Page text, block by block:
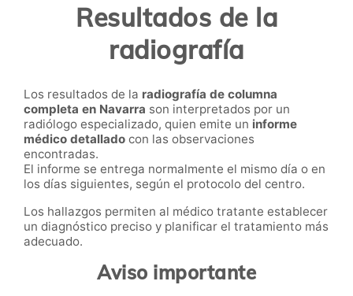
Resultados de la
radiografía
Los resultados de la radiografía de columna
completa en Navarra son interpretados por un
radiólogo especializado, quien emite un informe
médico detallado con las observaciones
encontradas.
El informe se entrega normalmente el mismo día o en
los días siguientes, según el protocolo del centro.
Los hallazgos permiten al médico tratante establecer
un diagnóstico preciso y planificar el tratamiento más
adecuado.
Aviso importante